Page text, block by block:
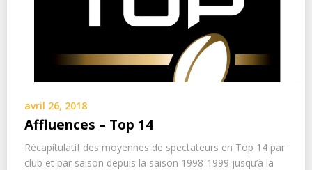
avril 26, 2018
Affluences – Top 14
Récapitulatif des moyennes de spectateurs en Top 14 par
club et par saison depuis la saison 1998-1999 jusqu’à la